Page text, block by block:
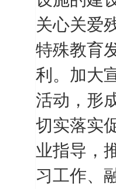
关心关爱
特殊教育
利。加大
活动，形
切实落实
业指导，
习工作、